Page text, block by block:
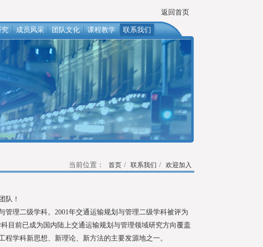
返回首页
究 成员风采 团队文化 课程教学 联系我们
当前位置： 首页 / 联系我们 / 欢迎加入
队！
理二级学科。2001年交通运输规划与管理二级学科被评为
目前已成为国内陆上交通运输规划与管理领域研究方向覆盖
学科新思想、新理论、新方法的主要发源地之一。